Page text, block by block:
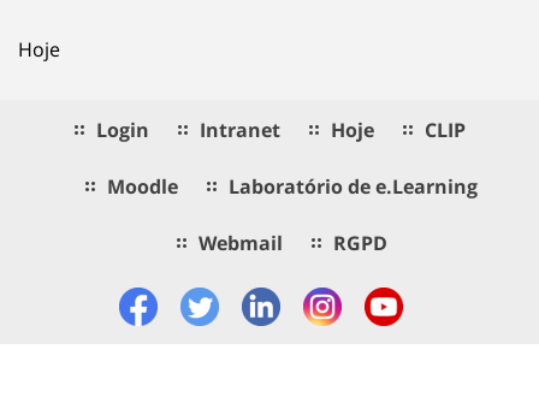
Hoje
Login Intranet Hoje CLIP
Moodle Laboratório de e.Learning
Webmail RGPD